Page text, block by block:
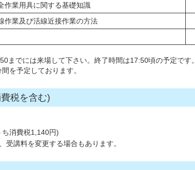
作業用具に関する基礎知識
作業及び活線近接作業の方法
までには来場して下さい。終了時間は17:50頃の予定です。
を予定しております。
税を含む)
ち消費税1,140円)
受講料を変更する場合もあります。